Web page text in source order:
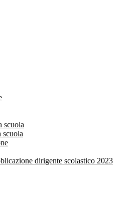
scuola
scuola
dirigente scolastico 2023